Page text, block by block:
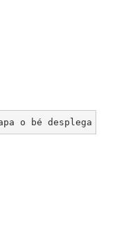
o bé desplega